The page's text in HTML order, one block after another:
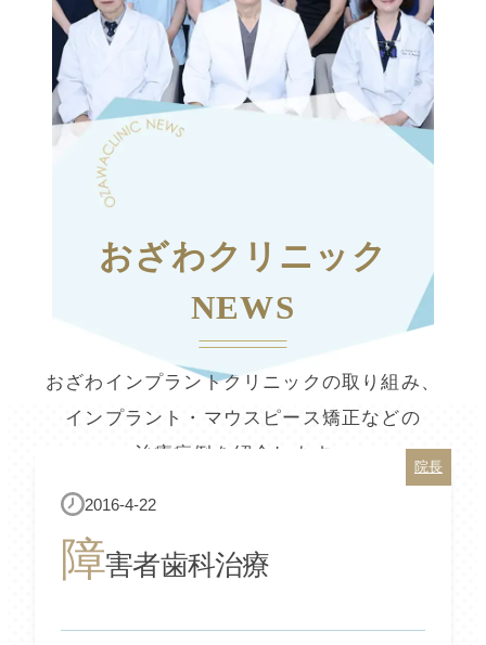
おざわクリニック
NEWS
おざわインプラントクリニックの取り組み、
インプラント・マウスピース矯正などの
治療症例を紹介します。
院長
2016-4-22
障害者歯科治療